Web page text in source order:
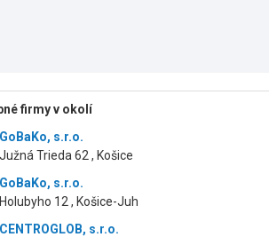
firmy v okolí
GoBaKo, s.r.o.
Južná Trieda 62 , Košice
GoBaKo, s.r.o.
Holubyho 12 , Košice-Juh
CENTROGLOB, s.r.o.